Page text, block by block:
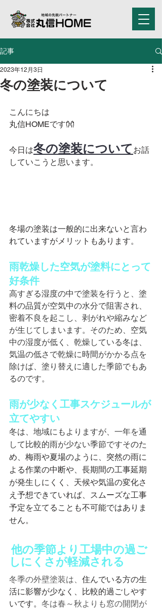
記事
冬の塗装について
2023年12月3日
こんにちは
丸信HOMEです👐
今日は冬の塗装について お話
していこうと思います。
冬場の塗装は一般的に出来ないと言わ
れていますがメリットもあります。
雨乾燥した空気が塗料にとって
好条件
高すぎる湿度の中で塗装を行うと、塗
料の品質が空気中の水分で阻害され、
密着不良を起こし、剥がれや縮みなど
が生じてしまいます。そのため、空気
中の湿度が低く、乾燥している冬は、
気温の低さで乾燥に時間がかかる点を
除けば、塗り替えに適した季節でもあ
るのです。
雨が少なく工事スケジュールが
立てやすい
冬は、地域にもよりますが、一年を通
して比較的雨が少ない季節ですそのた
め、梅雨や夏場のように、突然の雨に
よる作業の中断や、長期間の工事延期
が発生しにくく、天候や気温の変化さ
え予想できていれば、スムーズな工事
予定を立てることも不可能ではありま
せん。
他の季節より工場中の過ご
しにくさが軽減される
冬季の外壁塗装は、 住んでいる方の生
活に影響が少なく、比較的過ごしやす
いです。 冬は春～秋よりも窓の開閉が